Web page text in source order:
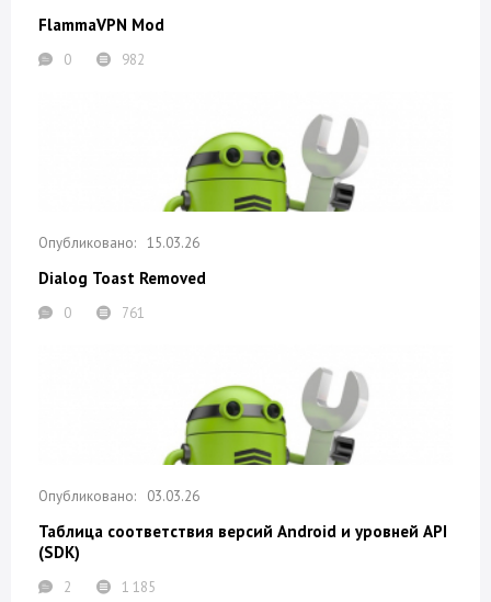
FlammaVPN Mod
0 982
15.03.26
Dialog Toast Removed
0 761
03.03.26
Таблица соответствия версий Android и уровней API
(SDK)
2 1 185